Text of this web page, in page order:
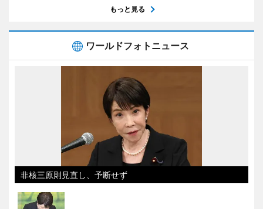
もっと見る
ワールドフォトニュース
非核三原則見直し、予断せず